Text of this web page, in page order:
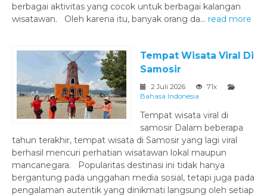
berbagai aktivitas yang cocok untuk berbagai kalangan
wisatawan. Oleh karena itu, banyak orang da... read more
Tempat Wisata Viral Di
Samosir
2 Juli 2026
71x
Bahasa Indonesia
Tempat wisata viral di
samosir Dalam beberapa
tahun terakhir, tempat wisata di Samosir yang lagi viral
berhasil mencuri perhatian wisatawan lokal maupun
mancanegara. Popularitas destinasi ini tidak hanya
bergantung pada unggahan media sosial, tetapi juga pada
pengalaman autentik yang dinikmati langsung oleh setiap